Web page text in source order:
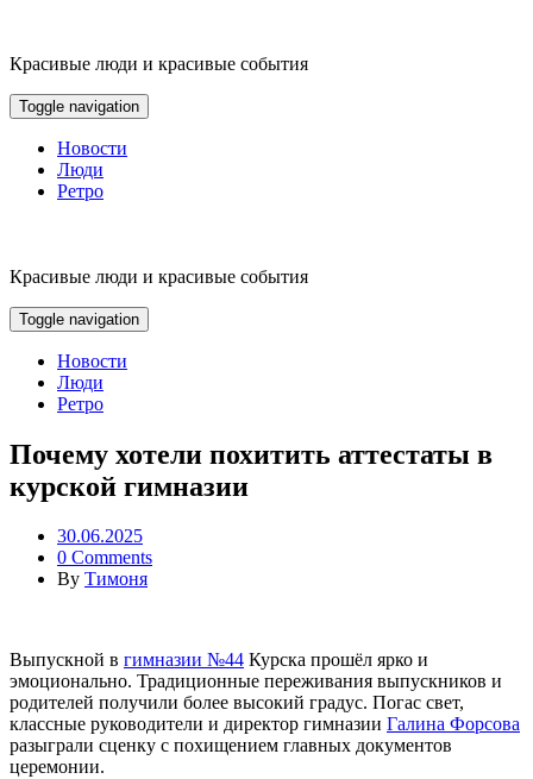
content
Красивые люди и красивые события
Toggle navigation
Новости
Люди
Ретро
Красивые люди и красивые события
Toggle navigation
Новости
Люди
Ретро
Почему хотели похитить аттестаты в
курской гимназии
30.06.2025
0 Comments
By Тимоня
Выпускной в гимназии №44 Курска прошёл ярко и
эмоционально. Традиционные переживания выпускников и
родителей получили более высокий градус. Погас свет,
классные руководители и директор гимназии Галина Форсова
разыграли сценку с похищением главных документов
церемонии.